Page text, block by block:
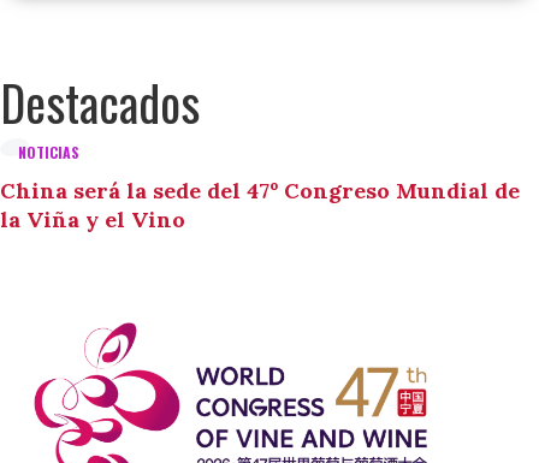
Destacados
NOTICIAS
China será la sede del 47º Congreso Mundial de
la Viña y el Vino